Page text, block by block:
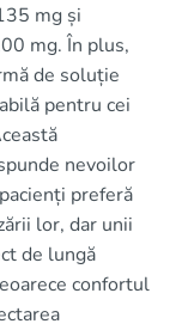
mg și
mg. În plus,
de soluție
pentru cei
nevoilor
preferă
lor, dar unii
de lungă
confortul